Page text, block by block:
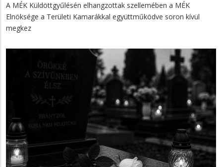
A MÉK Küldöttgyűlésén elhangzottak szellemében a MÉK
Elnöksége a Területi Kamarákkal együttműködve soron kívül
megkez